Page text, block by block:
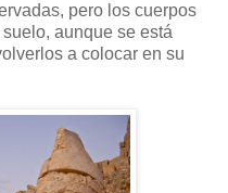
pero los cuerpos
aunque se está
a colocar en su